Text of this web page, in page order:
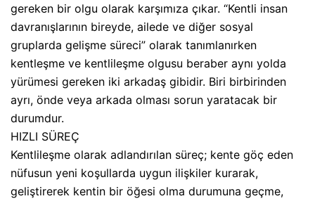
gereken bir olgu olarak karşımıza çıkar. “Kentli insan
davranışlarının bireyde, ailede ve diğer sosyal
gruplarda gelişme süreci” olarak tanımlanırken
kentleşme ve kentlileşme olgusu beraber aynı yolda
yürümesi gereken iki arkadaş gibidir. Biri birbirinden
ayrı, önde veya arkada olması sorun yaratacak bir
durumdur.
HIZLI SÜREÇ
Kentlileşme olarak adlandırılan süreç; kente göç eden
nüfusun yeni koşullarda uygun ilişkiler kurarak,
geliştirerek kentin bir öğesi olma durumuna geçme,